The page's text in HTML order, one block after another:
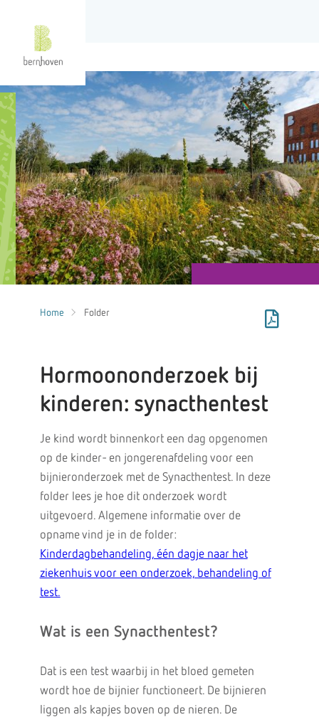
Home Folder
Hormoononderzoek bij
kinderen: synacthentest
Je kind wordt binnenkort een dag opgenomen
op de kinder- en jongerenafdeling voor een
bijnieronderzoek met de Synacthentest. In deze
folder lees je hoe dit onderzoek wordt
uitgevoerd. Algemene informatie over de
opname vind je in de folder:
Kinderdagbehandeling, één dagje naar het
ziekenhuis voor een onderzoek, behandeling of
test.
Wat is een Synacthentest?
Dat is een test waarbij in het bloed gemeten
wordt hoe de bijnier functioneert. De bijnieren
liggen als kapjes boven op de nieren. De